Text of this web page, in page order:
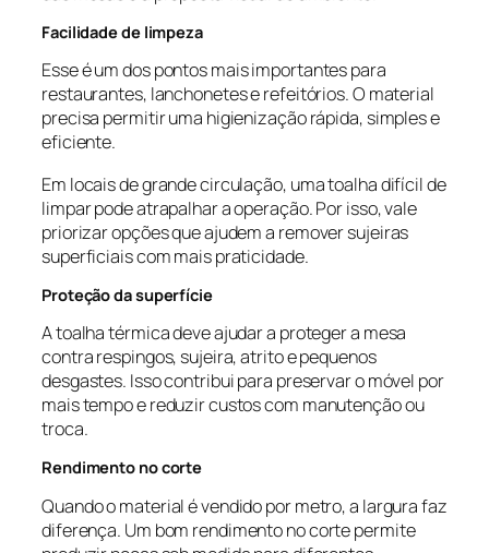
Facilidade de limpeza
Esse é um dos pontos mais importantes para
restaurantes, lanchonetes e refeitórios. O material
precisa permitir uma higienização rápida, simples e
eficiente.
Em locais de grande circulação, uma toalha difícil de
limpar pode atrapalhar a operação. Por isso, vale
priorizar opções que ajudem a remover sujeiras
superficiais com mais praticidade.
Proteção da superfície
A toalha térmica deve ajudar a proteger a mesa
contra respingos, sujeira, atrito e pequenos
desgastes. Isso contribui para preservar o móvel por
mais tempo e reduzir custos com manutenção ou
troca.
Rendimento no corte
Quando o material é vendido por metro, a largura faz
diferença. Um bom rendimento no corte permite